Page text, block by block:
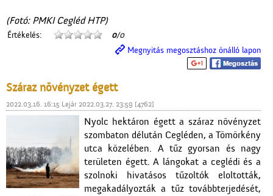
(Fotó: PMKI Cegléd HTP)
Értékelés: 0/0
Megnyitás megosztáshoz önálló lapon
Száraz növényzet égett
2022.03.16. 16:15 Lejár 2022.03.27. 23:59 [4762]
Nyolc hektáron égett a száraz növényzet
szombaton délután Cegléden, a Tömörkény
utca közelében. A tűz gyorsan és nagy
területen égett. A lángokat a ceglédi és a
szolnoki hivatásos tűzoltók eloltották,
megakadályozták a tűz továbbterjedését,